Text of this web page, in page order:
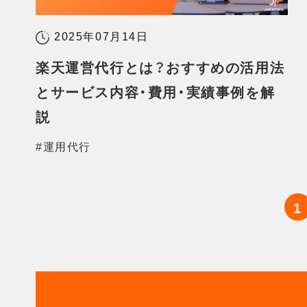
2025年07月14日
楽天運営代行とは？おすすめの活用法
とサービス内容・費用・実績事例を解
説
#運用代行
1